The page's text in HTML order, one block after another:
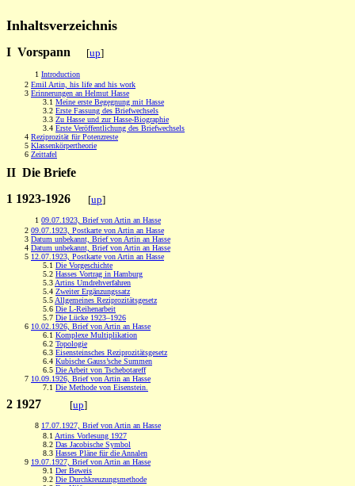
Inhaltsverzeichnis
I Vorspann [up]
1 Introduction
2 Emil Artin, his life and his work
3 Erinnerungen an Helmut Hasse
3.1 Meine erste Begegnung mit Hasse
3.2 Erste Fassung des Briefwechsels
3.3 Zu Hasse und zur Hasse-Biographie
3.4 Erste Veröffentlichung des Briefwechsels
4 Reziprozität für Potenzreste
5 Klassenkörpertheorie
6 Zeittafel
II Die Briefe
1 1923-1926
[up]
1 09.07.1923, Brief von Artin an Hasse
2 09.07.1923, Postkarte von Artin an Hasse
3 Datum unbekannt, Brief von Artin an Hasse
4 Datum unbekannt, Brief von Artin an Hasse
5 12.07.1923, Postkarte von Artin an Hasse
5.1 Die Vorgeschichte
5.2 Hasses Vortrag in Hamburg
5.3 Artins Umdrehverfahren
5.4 Zweiter Ergänzungssatz
5.5 Allgemeines Reziprozitätsgesetz
5.6 Die L-Reihenarbeit
5.7 Die Lücke 1923–1926
6 10.02.1926, Brief von Artin an Hasse
6.1 Komplexe Multiplikation
6.2 Topologie
6.3 Eisensteinsches Reziprozitätsgesetz
6.4 Kubische Gauss’sche Summen
6.5 Die Arbeit von Tschebotareff
7 10.09.1926, Brief von Artin an Hasse
7.1 Die Methode von Eisenstein.
2 1927 [up]
8 17.07.1927, Brief von Artin an Hasse
8.1 Artins Vorlesung 1927
8.2 Das Jacobische Symbol
8.3 Hasses Pläne für die Annalen
9 19.07.1927, Brief von Artin an Hasse
9.1 Der Beweis
9.2 Die Durchkreuzungsmethode